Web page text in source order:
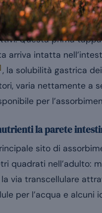
Generalmente da 15
a digiuno) e
Questa prima
arriva intatta
, la solubilità gastrica
varia nettamente a
per
la parete
sito di
quadrati nell’adulto:
via transcellulare
per l’acqua e alcuni